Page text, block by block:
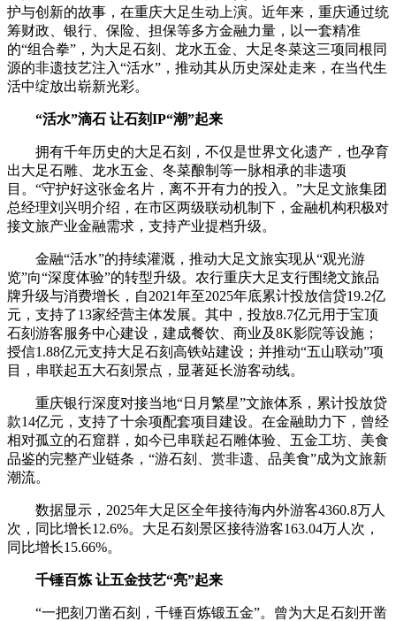
护与创新的故事，在重庆大足生动上演。近年来，重庆通过统
筹财政、银行、保险、担保等多方金融力量，以一套精准
的“组合拳”，为大足石刻、龙水五金、大足冬菜这三项同根同
源的非遗技艺注入“活水”，推动其从历史深处走来，在当代生
活中绽放出崭新光彩。
“活水”滴石 让石刻IP“潮”起来
拥有千年历史的大足石刻，不仅是世界文化遗产，也孕育
出大足石雕、龙水五金、冬菜酿制等一脉相承的非遗项
目。“守护好这张金名片，离不开有力的投入。”大足文旅集团
总经理刘兴明介绍，在市区两级联动机制下，金融机构积极对
接文旅产业金融需求，支持产业提档升级。
金融“活水”的持续灌溉，推动大足文旅实现从“观光游
览”向“深度体验”的转型升级。农行重庆大足支行围绕文旅品
牌升级与消费增长，自2021年至2025年底累计投放信贷19.2亿
元，支持了13家经营主体发展。其中，投放8.7亿元用于宝顶
石刻游客服务中心建设，建成餐饮、商业及8K影院等设施；
授信1.88亿元支持大足石刻高铁站建设；并推动“五山联动”项
目，串联起五大石刻景点，显著延长游客动线。
重庆银行深度对接当地“日月繁星”文旅体系，累计投放贷
款14亿元，支持了十余项配套项目建设。在金融助力下，曾经
相对孤立的石窟群，如今已串联起石雕体验、五金工坊、美食
品鉴的完整产业链条，“游石刻、赏非遗、品美食”成为文旅新
潮流。
数据显示，2025年大足区全年接待海内外游客4360.8万人
次，同比增长12.6%。大足石刻景区接待游客163.04万人次，
同比增长15.66%。
千锤百炼 让五金技艺“亮”起来
“一把刻刀凿石刻，千锤百炼锻五金”。曾为大足石刻开凿